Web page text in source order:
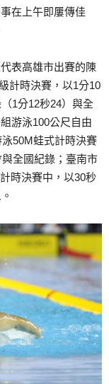
在上午即屢傳佳
表高雄市出賽的陳
計時決賽，以1分10
1分12秒24）與全
游泳100公尺自由
50M蛙式計時決賽
全國紀錄；臺南市
時決賽中，以30秒